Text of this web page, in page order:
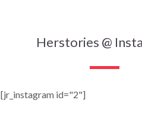
Herstories @
[jr_instagram id="2"]